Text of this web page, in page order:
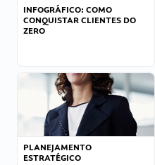
INFOGRÁFICO: COMO
CONQUISTAR CLIENTES DO
ZERO
PLANEJAMENTO
ESTRATÉGICO